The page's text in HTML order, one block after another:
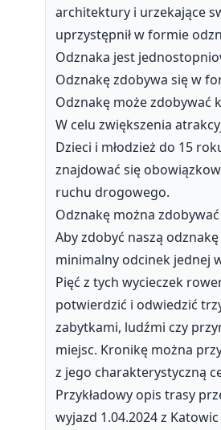
architektury i urzekające
uprzystępnił w formie
Odznaka jest
Odznakę zdobywa się w
Odznakę może zdobywać
W celu zwiększenia
Dzieci i młodzież do 15
znajdować się
ruchu drogowego.
Odznakę można
Aby zdobyć naszą
minimalny odcinek jednej
Pięć z tych wycieczek
potwierdzić i odwiedzić
zabytkami, ludźmi czy
miejsc. Kronikę można
z jego charakterystyczną
Przykładowy opis trasy
wyjazd 1.04.2024 z Katowic